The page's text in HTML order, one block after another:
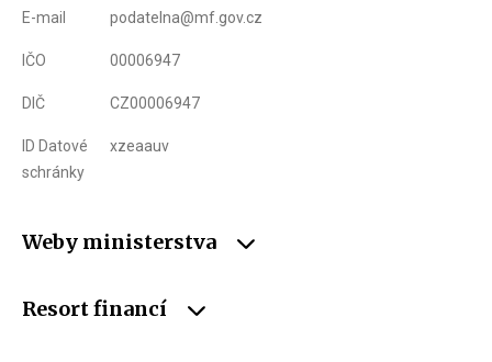
E-mail podatelna@mf.gov.cz
IČO 00006947
DIČ CZ00006947
ID Datové
schránky
xzeaauv
Weby ministerstva
Resort financí